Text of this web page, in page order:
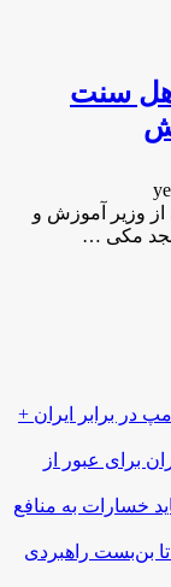
سنت
وزیر آموزش و
در برابر ایران +
برای عبور از
خسارات به منافع
بن‌بست راهبردی